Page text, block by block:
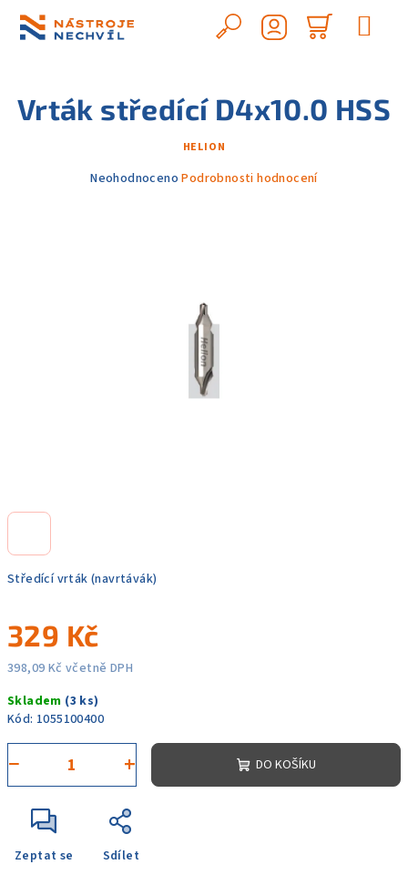
obsah
Hledat
košík
Středící vrták (navrtávák)
329 Kč
398,09 Kč včetně DPH
cena:
Skladem (3 ks)
Kód: 1055100400
+
− DO KOŠÍKU
Zeptat se Sdílet
Vrták středící D4x10.0 HSS
HELION
Průměrné
Neohodnoceno Podrobnosti hodnocení